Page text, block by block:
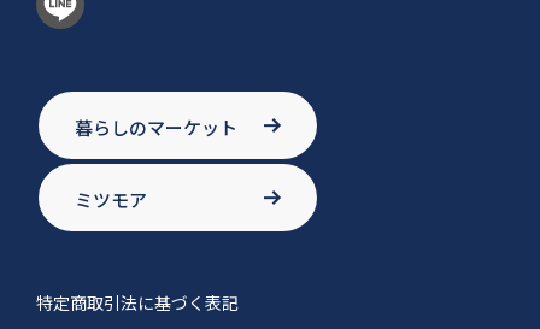
暮らしのマーケット
ミツモア
特定商取引法に基づく表記